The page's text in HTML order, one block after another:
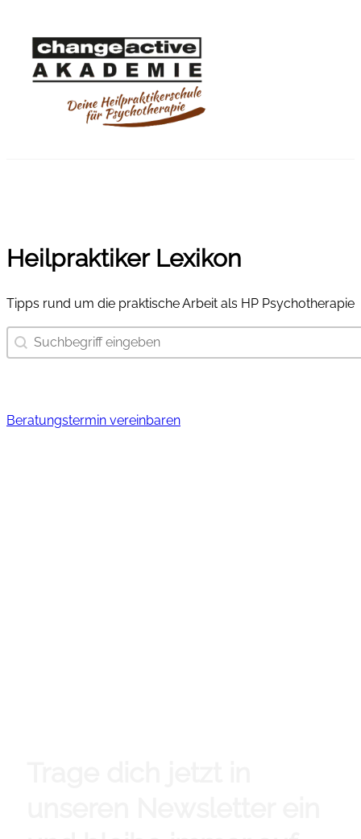
Heilpraktiker Lexikon
Tipps rund um die praktische Arbeit als HP Psychotherapie
Suchbegriff eingeben
Beratungstermin vereinbaren